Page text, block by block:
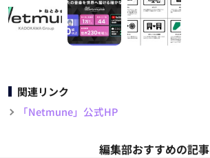
関連リンク
「Netmune」公式HP
編集部おすすめの記事